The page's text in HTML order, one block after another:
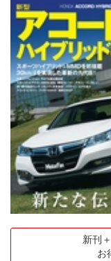
新刊
お